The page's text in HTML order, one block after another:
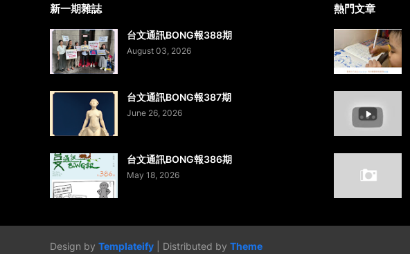
新一期雜誌
台文通訊BONG報388期
August 03, 2026
台文通訊BONG報387期
June 26, 2026
台文通訊BONG報386期
May 18, 2026
熱門文章
Design by Templateify | Distributed by Theme